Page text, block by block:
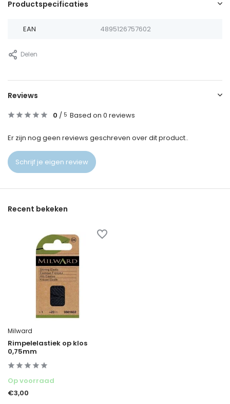
Productspecificaties
EAN 4895126757602
Delen
Reviews
0 / 5 Based on 0 reviews
Er zijn nog geen reviews geschreven over dit product..
Schrijf je eigen review
Recent bekeken
Milward
Rimpelelastiek op klos
0,75mm
Op voorraad
€3,00